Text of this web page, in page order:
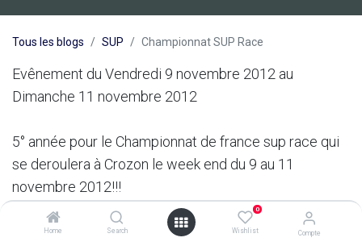
Home Search
0
Wishlist Compte
Tous les blogs SUP Championnat SUP Race
Evênement du Vendredi 9 novembre 2012 au
Dimanche 11 novembre 2012
5° année pour le Championnat de france sup race qui
se deroulera à Crozon le week end du 9 au 11
novembre 2012!!!
Pour tout renseignement: